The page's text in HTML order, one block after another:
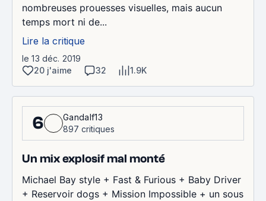
nombreuses prouesses visuelles, mais aucun
temps mort ni de...
Lire la critique
le 13 déc. 2019
20 j'aime
32 1.9K
6
Gandalf13
897 critiques
Un mix explosif mal monté
Michael Bay style + Fast & Furious + Baby Driver
+ Reservoir dogs + Mission Impossible + un sous